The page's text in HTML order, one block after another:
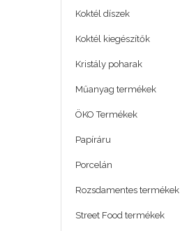
Koktél díszek
Koktél kiegészítők
Kristály poharak
Műanyag termékek
ÖKO Termékek
Papíráru
Porcelán
Rozsdamentes termékek
Street Food termékek